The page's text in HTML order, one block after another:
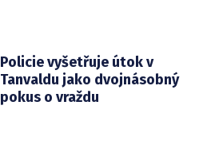
Policie vyšetřuje útok v
Tanvaldu jako dvojnásobný
pokus o vraždu